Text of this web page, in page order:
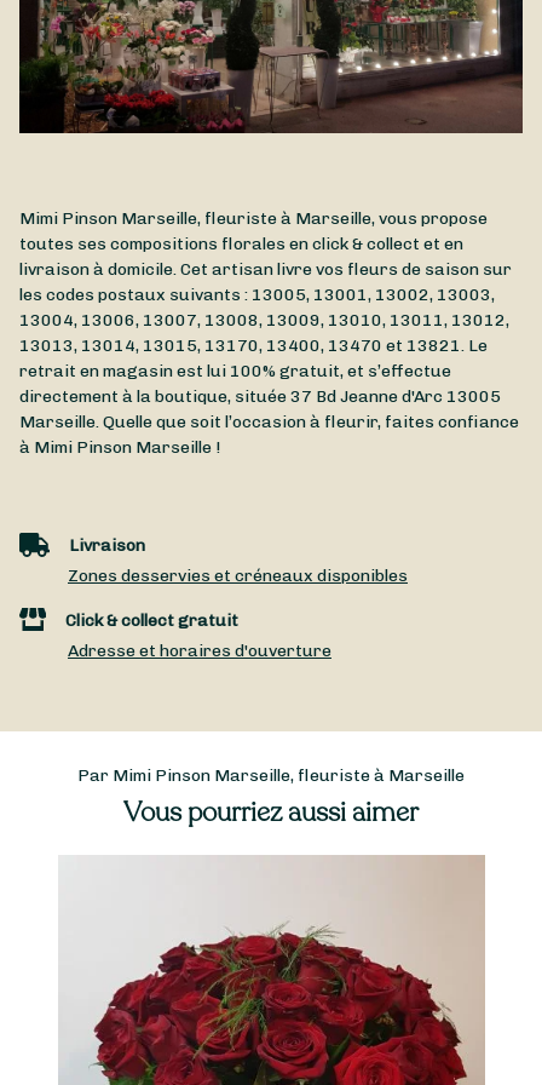
Mimi Pinson Marseille, fleuriste à Marseille, vous propose
toutes ses compositions florales en click & collect et en
livraison à domicile. Cet artisan livre vos fleurs de saison sur
les codes postaux suivants : 13005, 13001, 13002, 13003,
13004, 13006, 13007, 13008, 13009, 13010, 13011, 13012,
13013, 13014, 13015, 13170, 13400, 13470 et 13821. Le
retrait en magasin est lui 100% gratuit, et s’effectue
directement à la boutique, située37 Bd Jeanne d'Arc 13005
Marseille. Quelle que soit l’occasion à fleurir, faites confiance
à Mimi Pinson Marseille !
Livraison
Zones desservies et créneaux disponibles
Click & collect gratuit
Adresse et horaires d'ouverture
Par Mimi Pinson Marseille, fleuriste à Marseille
Vous pourriez aussi aimer